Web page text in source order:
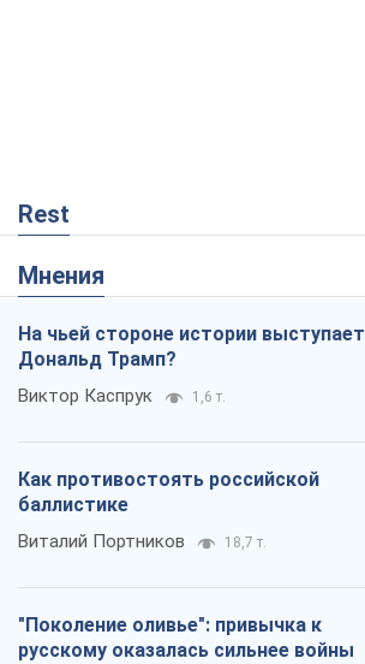
Rest
Мнения
На чьей стороне истории выступает
Дональд Трамп?
Виктор Каспрук 1,6 т.
Как противостоять российской
баллистике
Виталий Портников 18,7 т.
"Поколение оливье": привычка к
русскому оказалась сильнее войны